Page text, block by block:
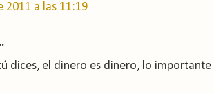
2011 a las 11:19
dices, el dinero es dinero, lo importante